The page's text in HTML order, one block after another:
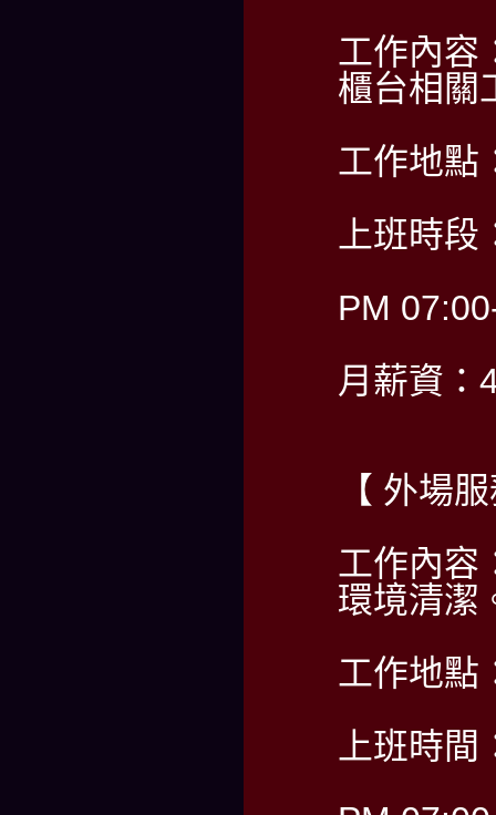
工作內容
櫃台相關
工作地點
上班時
PM
月薪資：
【 外場
工作內容
環境清潔
工作地點
上班時